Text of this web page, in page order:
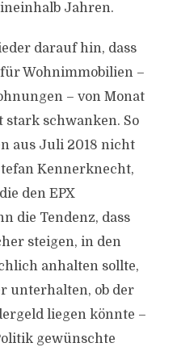
Jahren.
darauf hin, dass
Wohnimmobilien –
– von Monat
schwanken. So
aus Juli 2018 nicht
Kennerknecht,
den EPX
die Tendenz, dass
steigen, in den
anhalten sollte,
unterhalten, ob der
liegen könnte –
gewünschte